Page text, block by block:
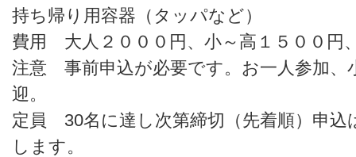
持ち帰り用容器（タッパなど）
費用 大人２０００円、小～高１５００円
注意 事前申込が必要です。お一人参加、
迎。
定員 30名に達し次第締切（先着順）申込
します。